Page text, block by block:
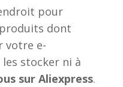
pour
dont
votre e-
stocker ni à
sur Aliexpress.